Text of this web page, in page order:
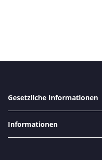
Gesetzliche Informationen
Informationen